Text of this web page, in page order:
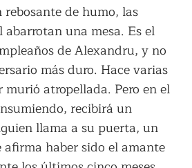
de humo, las
una mesa. Es el
de Alexandru, y no
más duro. Hace varias
murió atropellada. Pero en el
recibirá un
llama a su puerta, un
haber sido el amante